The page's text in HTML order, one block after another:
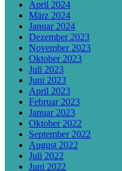
April 2024
März 2024
Januar 2024
Dezember 2023
November 2023
Oktober 2023
Juli 2023
Juni 2023
April 2023
Februar 2023
Januar 2023
Oktober 2022
September 2022
August 2022
Juli 2022
Juni 2022